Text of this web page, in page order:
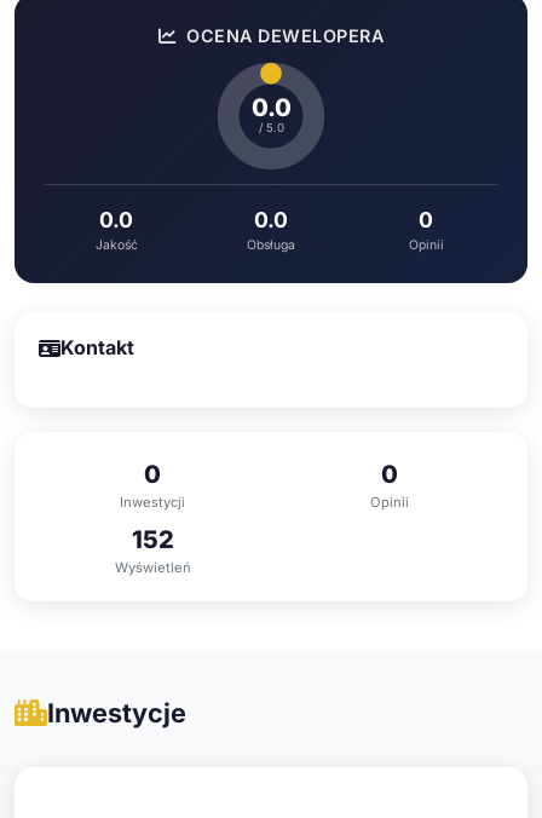
OCENA DEWELOPERA
0.0
/ 5.0
0.0
Jakość
0.0
Obsługa
0
Opinii
Kontakt
0
Inwestycji
0
Opinii
152
Wyświetleń
Inwestycje